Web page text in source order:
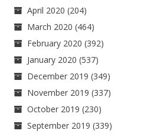
April 2020 (204)
March 2020 (464)
February 2020 (392)
January 2020 (537)
December 2019 (349)
November 2019 (337)
October 2019 (230)
September 2019 (339)